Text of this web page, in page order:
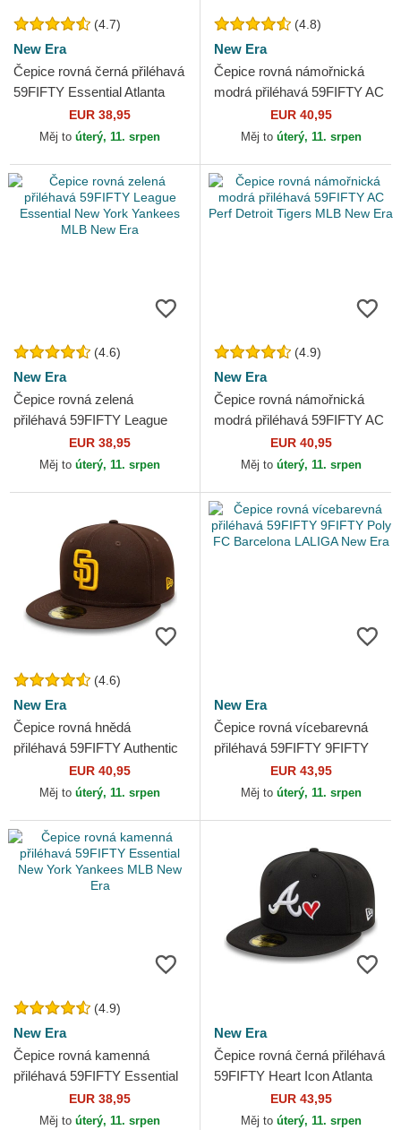
(4.7)
New Era
Čepice rovná černá přiléhavá
59FIFTY Essential Atlanta
Braves MLB New Era
EUR 38,95
Měj to úterý, 11. srpen
(4.8)
New Era
Čepice rovná námořnická
modrá přiléhavá 59FIFTY AC
Perf New York Yankees MLB
New Era
EUR 40,95
Měj to úterý, 11. srpen
(4.6)
New Era
Čepice rovná zelená
přiléhavá 59FIFTY League
Essential New York Yankees
MLB New Era
EUR 38,95
Měj to úterý, 11. srpen
(4.9)
New Era
Čepice rovná námořnická
modrá přiléhavá 59FIFTY AC
Perf Detroit Tigers MLB New
EUR 40,95
Měj to úterý, 11. srpen
(4.6)
New Era
Čepice rovná hnědá
přiléhavá 59FIFTY Authentic
On Field San Diego Padres
MLB New Era
EUR 40,95
Měj to úterý, 11. srpen
New Era
Čepice rovná vícebarevná
přiléhavá 59FIFTY 9FIFTY
Poly FC Barcelona LALIGA
New Era
EUR 43,95
Měj to úterý, 11. srpen
(4.9)
New Era
Čepice rovná kamenná
přiléhavá 59FIFTY Essential
New York Yankees MLB
New Era
EUR 38,95
Měj to úterý, 11. srpen
New Era
Čepice rovná černá přiléhavá
59FIFTY Heart Icon Atlanta
Braves MLB New Era
EUR 43,95
Měj to úterý, 11. srpen